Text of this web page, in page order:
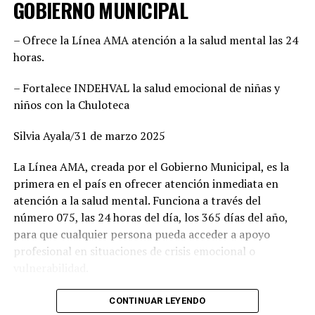
equipo basado en el mérito, la cercanía con la
posición fue revisada con responsabilidad. Hoy estamos
seguros de que vamos con las y los mejores”, enfatizó,
convicción de ofrecer gobiernos confiables, integrados
por mujeres y hombres de trayectoria probada, leales y
comprometidos con su comunidad.
Por su parte, Mario Salazar destacó el trabajo técnico y
jurídico que permitió solventar las observaciones del
Instituto Electoral para garantizar la validez del
registro de las candidaturas comunes. “Estamos listos
para arrancar. Tenemos una fórmula fuerte, con perfiles
honestos y profesionales que sabrán gobernar bien. Lo
señaló. Asimismo, recordó que esta alianza fue referente
GOBIERNO MUNICIPAL
– Ofrece la Línea AMA atención a la salud mental las 24
horas.
– Fortalece INDEHVAL la salud emocional de niñas y
niños con la Chuloteca
Silvia Ayala/31 de marzo 2025
La Línea AMA, creada por el Gobierno Municipal, es la
primera en el país en ofrecer atención inmediata en
atención a la salud mental. Funciona a través del
número 075, las 24 horas del día, los 365 días del año,
para que cualquier persona pueda acceder a apoyo
profesional en situaciones de crisis emocional o
Carlos Valles, jefe del departamento de Atención
CONTINUAR LEYENDO